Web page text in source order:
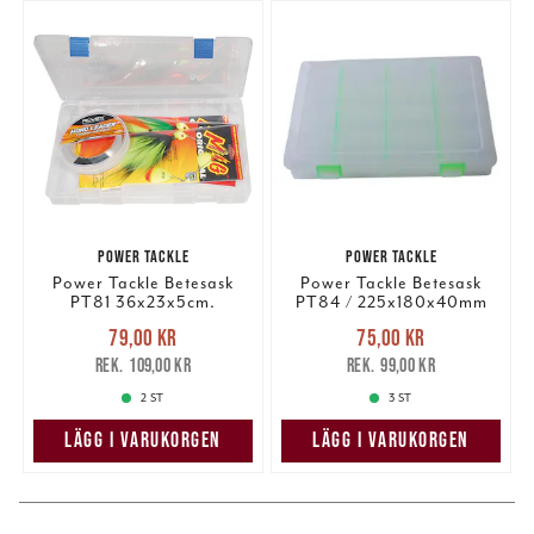
samlat in när du har använt deras tjänster.
POWER TACKLE
Power Tackle Betesask
PT81 36x23x5cm.
Nuvarande pris
79,00 krTidigare pris
109,00 kr
79,00 kr
109,00 kr
2 ST
LÄGG I VARUKORGEN
POWER TACKLE
Power Tackle Betesask
PT84 / 225x180x40mm
Nuvarande pris
75,00 krTidigare pris
99,00 kr
75,00 kr
99,00 kr
3 ST
LÄGG I VARUKORGEN